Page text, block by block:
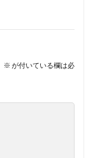
※ が付いている欄は必